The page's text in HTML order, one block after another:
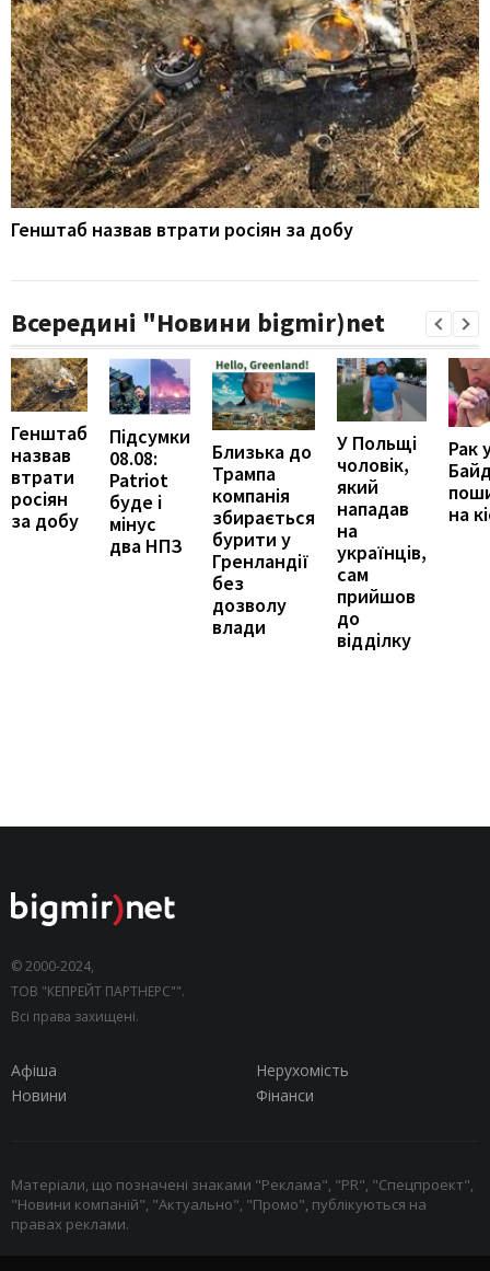
Генштаб назвав втрати росіян за добу
Всередині "Новини bigmir)net
Генштаб
назвав
втрати
росіян
за добу
Підсумки
08.08:
Patriot
буде і
мінус
два НПЗ
Близька до
Трампа
компанія
збирається
бурити у
Гренландії
без
дозволу
влади
У Польщі
чоловік,
який
нападав
на
українців,
сам
прийшов
до
відділку
Рак
на
© 2000-2024,
ТОВ "КЕПРЕЙТ ПАРТНЕРС"".
Всі права захищені.
Афіша
Нерухомість
Новини
Фінанси
Матеріали, що позначені знаками "Реклама", "PR", "Спецпроект",
"Новини компаній", "Актуально", "Промо", публікуються на
правах реклами.